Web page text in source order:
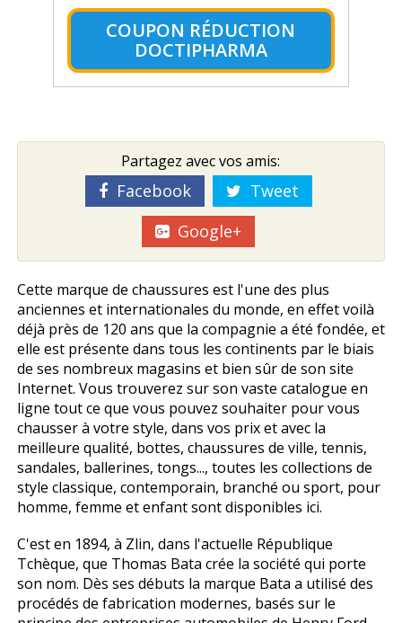
COUPON RÉDUCTION
DOCTIPHARMA
Partagez avec vos amis:
Facebook
Tweet
Google+
Cette marque de chaussures est l'une des plus
anciennes et internationales du monde, en effet voilà
déjà près de 120 ans que la compagnie a été fondée, et
elle est présente dans tous les continents par le biais
de ses nombreux magasins et bien sûr de son site
Internet. Vous trouverez sur son vaste catalogue en
ligne tout ce que vous pouvez souhaiter pour vous
chausser à votre style, dans vos prix et avec la
meilleure qualité, bottes, chaussures de ville, tennis,
sandales, ballerines, tongs..., toutes les collections de
style classique, contemporain, branché ou sport, pour
homme, femme et enfant sont disponibles ici.
C'est en 1894, à Zlin, dans l'actuelle République
Tchèque, que Thomas Bata crée la société qui porte
son nom. Dès ses débuts la marque Bata a utilisé des
procédés de fabrication modernes, basés sur le